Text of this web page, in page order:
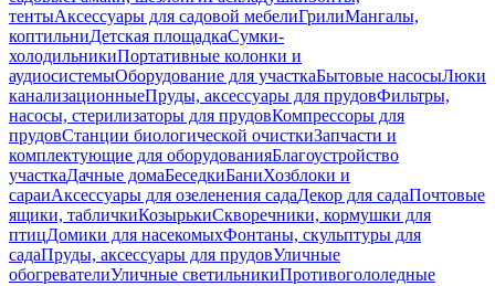
тентыАксессуары для садовой мебелиГрилиМангалы,
коптильниДетская площадкаСумки-
холодильникиПортативные колонки и
аудиосистемыОборудование для участкаБытовые насосыЛюки
канализационныеПруды, аксессуары для прудовФильтры,
насосы, стерилизаторы для прудовКомпрессоры для
прудовСтанции биологической очисткиЗапчасти и
комплектующие для оборудованияБлагоустройство
участкаДачные домаБеседкиБаниХозблоки и
сараиАксессуары для озеленения садаДекор для садаПочтовые
ящики, табличкиКозырькиСкворечники, кормушки для
птицДомики для насекомыхФонтаны, скульптуры для
садаПруды, аксессуары для прудовУличные
обогревателиУличные светильникиПротивогололедные